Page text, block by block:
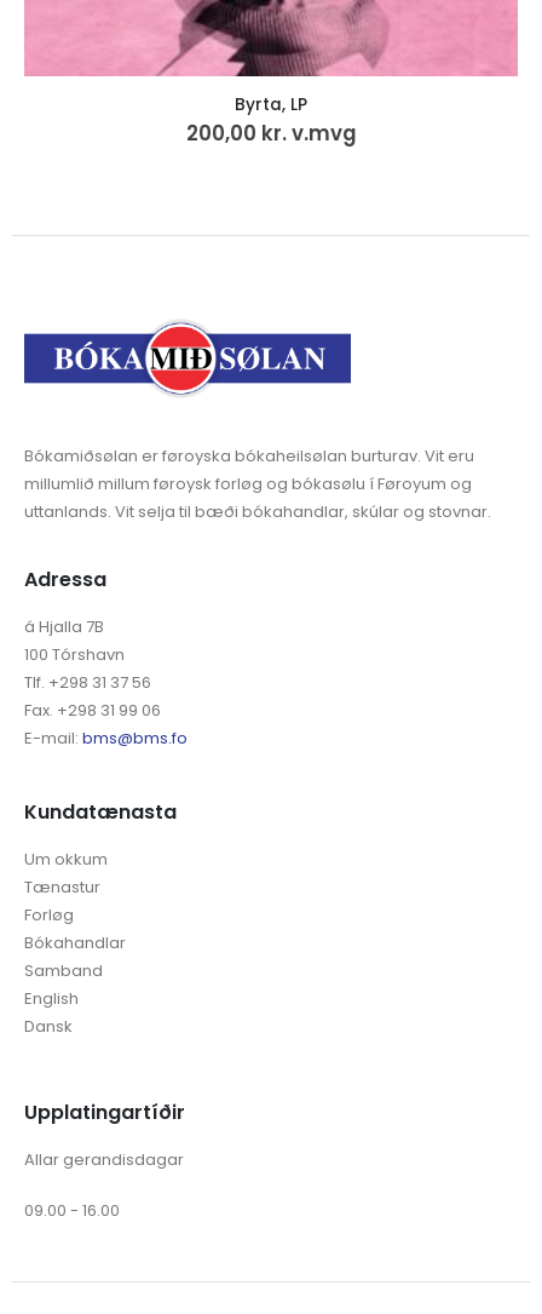
Byrta, LP
200,00 kr.v.mvg
Bókamiðsølan er føroyska bókaheilsølan burturav. Vit eru
millumlið millum føroysk forløg og bókasølu í Føroyum og
uttanlands. Vit selja til bæði bókahandlar, skúlar og stovnar.
Adressa
á Hjalla 7B
100 Tórshavn
Tlf. +298 31 37 56
Fax. +298 31 99 06
E-mail: bms@bms.fo
Kundatænasta
Um okkum
Tænastur
Forløg
Bókahandlar
Samband
English
Dansk
Upplatingartíðir
Allar gerandisdagar
09.00 - 16.00